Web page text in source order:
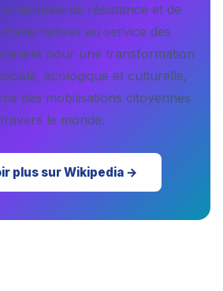
de résistance et de
au service des
pour une transformation
écologique et culturelle,
des mobilisations citoyennes
le monde.
plus sur Wikipedia →